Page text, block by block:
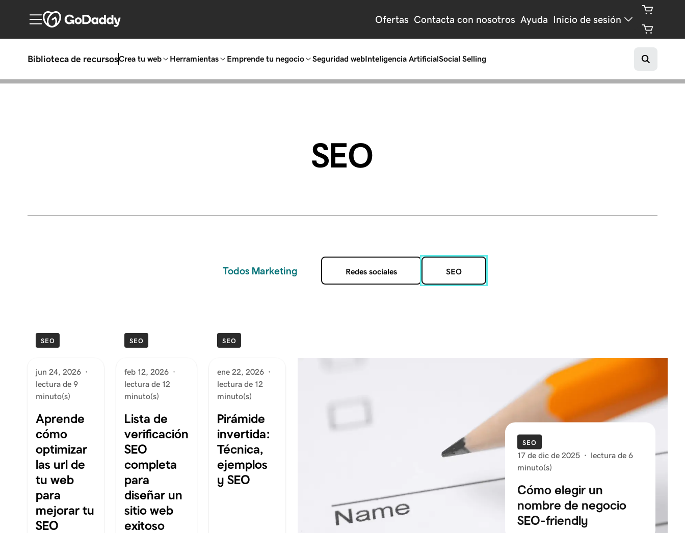
Ofertas Contacta con nosotros Ayuda Inicio de sesión
Biblioteca de recursosCrea tu web Herramientas Emprende tu negocio Seguridad webInteligencia ArtificialSocial Selling
SEO
Todos Marketing Redes sociales SEO
SEO
jun 24, 2026 ·
lectura de 9
minuto(s)
Aprende
cómo
optimizar
las url de
tu web
para
mejorar tu
SEO
SEO
feb 12, 2026 ·
lectura de 12
minuto(s)
Lista de
verificación
SEO
completa
para
diseñar un
sitio web
exitoso
SEO
ene 22, 2026 ·
lectura de 12
minuto(s)
Pirámide
invertida:
Técnica,
ejemplos
y SEO
SEO
17 de dic de 2025 · lectura de 6
minuto(s)
Cómo elegir un
nombre de negocio
SEO-friendly